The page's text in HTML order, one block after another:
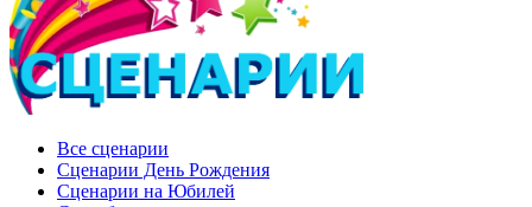
Все сценарии
Сценарии День Рождения
Сценарии на Юбилей